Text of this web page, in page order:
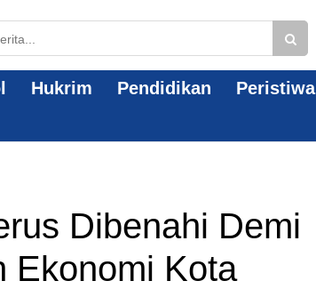
Hukrim Pendidikan Peristiwa
Dibenahi Demi
Ekonomi Kota